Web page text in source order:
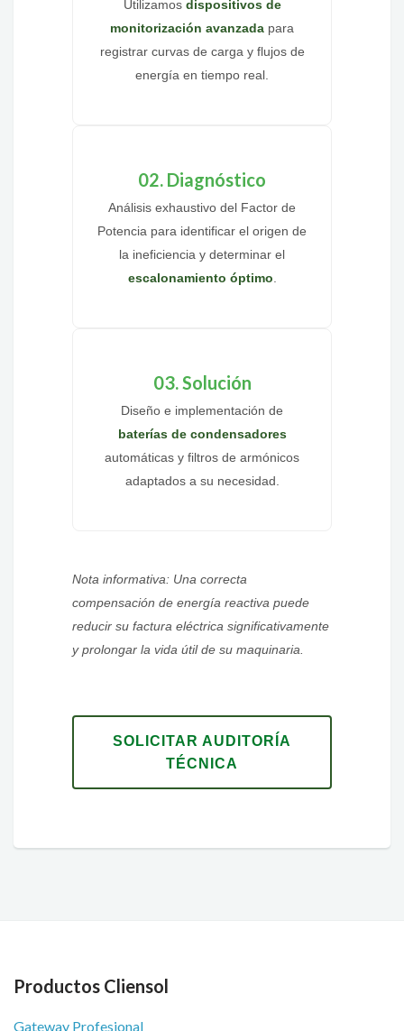
Utilizamos dispositivos de
monitorización avanzada para
registrar curvas de carga y flujos de
energía en tiempo real.
02. Diagnóstico
Análisis exhaustivo del Factor de
Potencia para identificar el origen de
la ineficiencia y determinar el
escalonamiento óptimo
03. Solución
Diseño e implementación de
baterías de condensadores
automáticas y filtros de armónicos
adaptados a su necesidad.
Nota informativa: Una correcta
compensación de energía reactiva puede
reducir su factura eléctrica significativamente
y prolongar la vida útil de su maquinaria.
SOLICITAR AUDITORÍA
TÉCNICA
Productos Cliensol
Gateway Profesional